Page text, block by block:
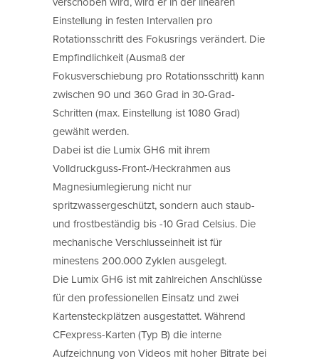
Einstellung in festen Intervallen pro
Rotationsschritt des Fokusrings verändert. Die
Empfindlichkeit (Ausmaß der
Fokusverschiebung pro Rotationsschritt) kann
zwischen 90 und 360 Grad in 30-Grad-
Schritten (max. Einstellung ist 1080 Grad)
gewählt werden.
Dabei ist die Lumix GH6 mit ihrem
Volldruckguss-Front-/Heckrahmen aus
Magnesiumlegierung nicht nur
spritzwassergeschützt, sondern auch staub-
und frostbeständig bis -10 Grad Celsius. Die
mechanische Verschlusseinheit ist für
minestens 200.000 Zyklen ausgelegt.
Die Lumix GH6 ist mit zahlreichen Anschlüsse
für den professionellen Einsatz und zwei
Kartensteckplätzen ausgestattet. Während
CFexpress-Karten (Typ B) die interne
Aufzeichnung von Videos mit hoher Bitrate bei